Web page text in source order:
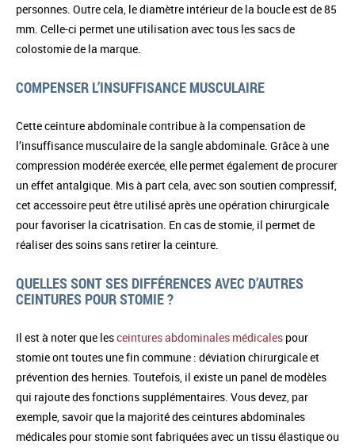
personnes. Outre cela, le diamètre intérieur de la boucle est de 85
mm. Celle-ci permet une utilisation avec tous les sacs de
colostomie de la marque.
COMPENSER L’INSUFFISANCE MUSCULAIRE
Cette ceinture abdominale contribue à la compensation de
l’insuffisance musculaire de la sangle abdominale. Grâce à une
compression modérée exercée, elle permet également de procurer
un effet antalgique. Mis à part cela, avec son soutien compressif,
cet accessoire peut être utilisé après une opération chirurgicale
pour favoriser la cicatrisation. En cas de stomie, il permet de
réaliser des soins sans retirer la ceinture.
QUELLES SONT SES DIFFÉRENCES AVEC D’AUTRES
CEINTURES POUR STOMIE ?
Il est à noter que lesceintures abdominales médicales pour
stomie ont toutes une fin commune : déviation chirurgicale et
prévention des hernies. Toutefois, il existe un panel de modèles
qui rajoute des fonctions supplémentaires. Vous devez, par
exemple, savoir que la majorité des ceintures abdominales
médicales pour stomie sont fabriquées avec un tissu élastique ou